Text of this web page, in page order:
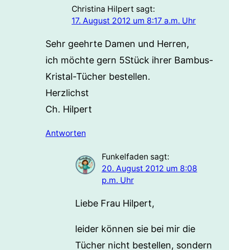
Christina Hilpert sagt:
17. August 2012 um 8:17 a.m. Uhr
Sehr geehrte Damen und Herren,
ich möchte gern 5Stück ihrer Bambus-
Kristal-Tücher bestellen.
Herzlichst
Ch. Hilpert
Antworten
Funkelfaden sagt:
20. August 2012 um 8:08
p.m. Uhr
Liebe Frau Hilpert,
leider können sie bei mir die
Tücher nicht bestellen, sondern